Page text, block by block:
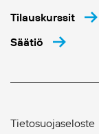
Tilauskurssit
Säätiö
Tietosuojaseloste